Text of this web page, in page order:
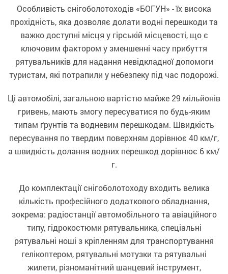
Особливість снігоболотоходів «БОГУН» - їх висока
прохідність, яка дозволяє долати водні перешкоди та
важко доступні місця у гірській місцевості, що є
ключовим фактором у зменшенні часу прибуття
рятувальників для надання невідкладної допомоги
туристам, які потрапили у небезпеку під час подорожі.
Ці автомобілі, загальною вартістю майже 29 мільйонів
гривень, мають змогу пересуватися по будь-яким
типам ґрунтів та водневим перешкодам. Швидкість
пересування по твердим поверхням дорівнює 40 км/г,
а швидкість долання водних перешкод дорівнює 6 км/
г.
До комплектації снігоболотоходу входить велика
кількість професійного додаткового обладнання,
зокрема: радіостанції автомобільного та авіаційного
типу, гідрокостюми рятувальника, спеціальні
рятувальні ноші з кріпленням для транспортування
гелікоптером, рятувальні мотузки та рятувальні
жилети, різноманітний шанцевий інструмент,